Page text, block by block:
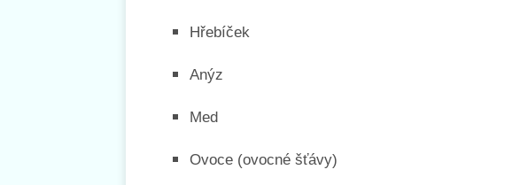
Hřebíček
Anýz
Med
Ovoce (ovocné šťávy)